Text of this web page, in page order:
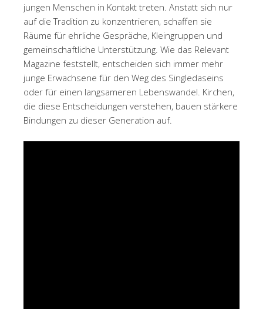
jungen Menschen in Kontakt treten. Anstatt sich nur
auf die Tradition zu konzentrieren, schaffen sie
Räume für ehrliche Gespräche, Kleingruppen und
gemeinschaftliche Unterstützung. Wie das Relevant
Magazine feststellt, entscheiden sich immer mehr
junge Erwachsene für den Weg des Singledaseins
oder für einen langsameren Lebenswandel. Kirchen,
die diese Entscheidungen verstehen, bauen stärkere
Bindungen zu dieser Generation auf.